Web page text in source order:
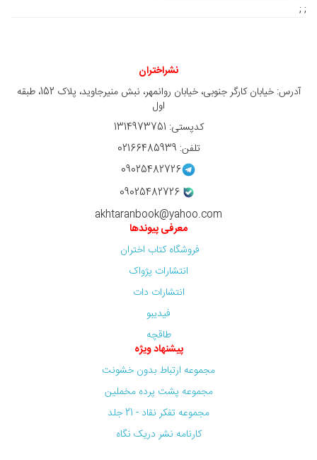
; ;
نشراختران
آدرس: خیابان کارگر جنوبی، خیابان روانمهر، نبش منیرجاوید، پلاک 152، طبقه
اول
کدپستی: 1314973751
تلفن: 02166485939
09025482726
09025482726
akhtaranbook@yahoo.com
معرفی پیوندها
فروشگاه کتاب اختران
انتشارات پژواک
انتشارات دات
فیدیبو
طاقچه
پیشنهاد ویژه
مجموعه ارتباط بدون خشونت
مجموعه پشت پرده مخملین
مجموعه تفکر نقاد - 21 جلد
کارنامه نشر دریک نگاه